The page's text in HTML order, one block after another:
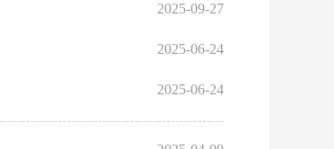
2025-09-27
2025-06-24
2025-06-24